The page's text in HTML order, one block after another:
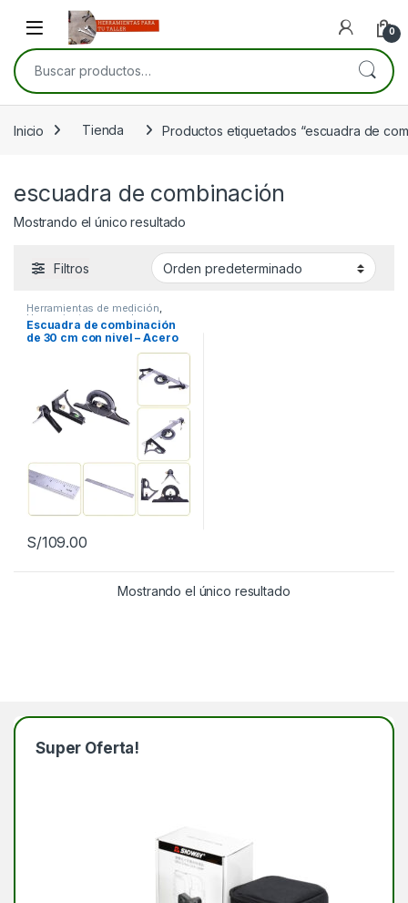
Skip to navigation
Skip to content
Open 0
Buscar por:
Inicio Tienda Productos etiquetados “escuadra de
escuadra de combinación
Mostrando el único resultado
Filtros
Herramientas de medición,
Herramientas manuales
Herramientas para carpintería,
Herramientas para la
Escuadra de combinación
de 30 cm con nivel – Acero
inoxidable, alta precisión
S/109.00
Mostrando el único resultado
Super Oferta!